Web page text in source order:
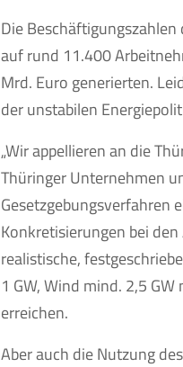
Die
auf rund 11.400
Mrd. Euro generierten.
der unstabilen
„Wir appellieren an die
Thüringer Unternehmen
Gesetzgebungsverfahren
Konkretisierungen bei
realistische,
1 GW, Wind mind. 2,5
erreichen.
Aber auch die Nutzung